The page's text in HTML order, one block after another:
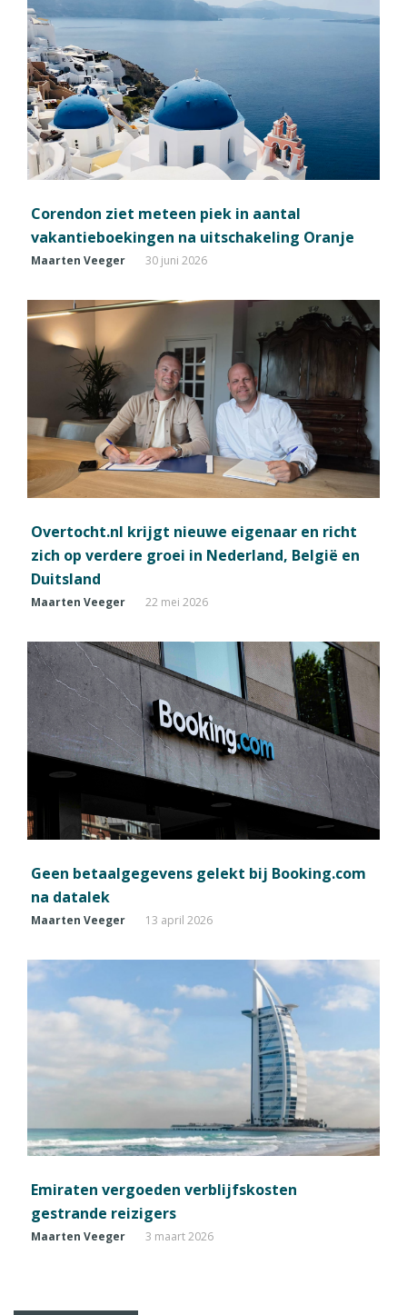
Corendon ziet meteen piek in aantal
vakantieboekingen na uitschakeling Oranje
Maarten Veeger 30 juni 2026
Overtocht.nl krijgt nieuwe eigenaar en richt
zich op verdere groei in Nederland, België en
Duitsland
Maarten Veeger 22 mei 2026
Geen betaalgegevens gelekt bij Booking.com
na datalek
Maarten Veeger 13 april 2026
Emiraten vergoeden verblijfskosten
gestrande reizigers
Maarten Veeger 3 maart 2026